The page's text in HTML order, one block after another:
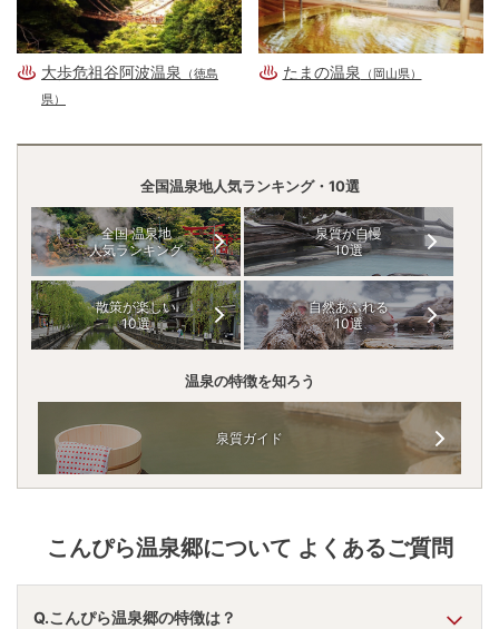
大歩危祖谷阿波温泉
（徳島
県）
たまの温泉 （岡山県）
全国温泉地人気ランキング・10選
全国 温泉地
人気ランキング
泉質が自慢
10選
散策が楽しい
10選
自然あふれる
10選
温泉の特徴を知ろう
泉質ガイド
こんぴら温泉郷について よくあるご質問
Q.こんぴら温泉郷の特徴は？